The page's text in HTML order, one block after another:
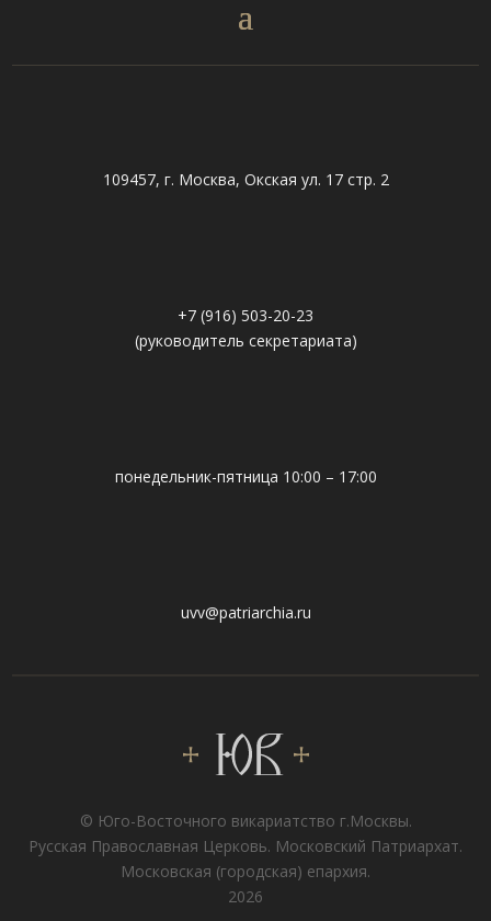
109457, г. Москва, Окская ул. 17 стр. 2
+7 (916) 503-20-23
(руководитель секретариата)
понедельник-пятница 10:00 – 17:00
uvv@patriarchia.ru
© Юго-Восточного викариатствo г.Москвы.
Русская Православная Церковь. Московский Патриархат.
Московская (городская) епархия.
2026